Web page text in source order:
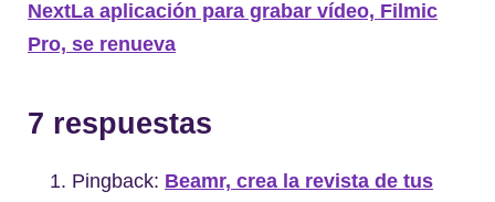
NextLa aplicación para grabar vídeo, Filmic
Pro, se renueva
7 respuestas
Pingback: Beamr, crea la revista de tus